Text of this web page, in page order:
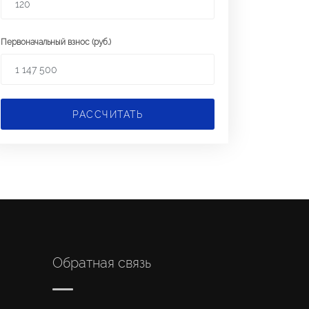
Первоначальный взнос (руб.)
РАССЧИТАТЬ
Обратная связь